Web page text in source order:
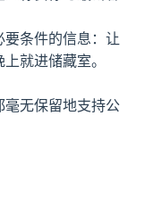
条件的信息：让
就进储藏室。
无保留地支持公